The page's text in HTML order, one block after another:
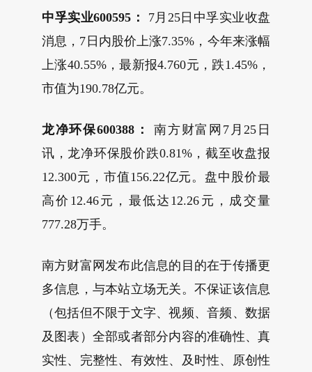
中孚实业600595：
7月25日中孚实业收盘
消息，7日内股价上涨7.35%，今年来涨幅
上涨40.55%，最新报4.760元，跌1.45%，
市值为190.78亿元。
龙净环保600388：
南方财富网7月25日
讯，龙净环保股价跌0.81%，截至收盘报
12.300元，市值156.22亿元。盘中股价最
高价12.46元，最低达12.26元，成交量
777.28万手。
南方财富网发布此信息的目的在于传播更
多信息，与本站立场无关。不保证该信息
（包括但不限于文字、视频、音频、数据
及图表）全部或者部分内容的准确性、真
实性、完整性、有效性、及时性、原创性